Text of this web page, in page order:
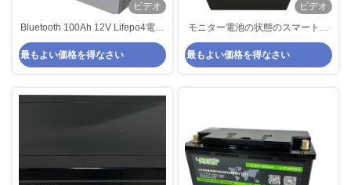
ビデオ
Bluetooth 100Ah 12V Lifepo4電池
12ボルト深い周期RV電池
最もよい価格を得なさい
ビデオ
モニター電池の状態のスマートな
LCD表示のリチウム イオンRV海
洋電池12v 100Ah深い周期Lifepo4
電池
最もよい価格を得なさい